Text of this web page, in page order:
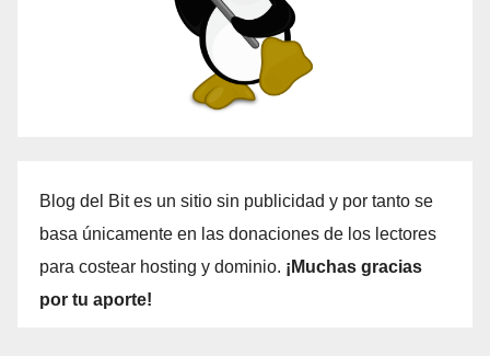
Blog del Bit es un sitio sin publicidad y por tanto se
basa únicamente en las donaciones de los lectores
para costear hosting y dominio. ¡Muchas gracias
por tu aporte!